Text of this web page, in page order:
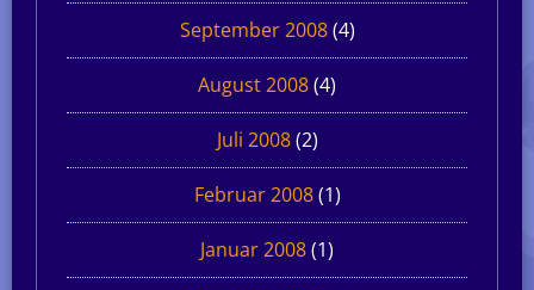
September 2008(4)
August 2008(4)
Juli 2008(2)
Februar 2008(1)
Januar 2008(1)